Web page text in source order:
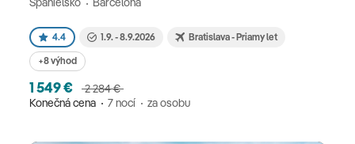
4.4 1.9. - 8.9.2026 Bratislava - Priamy let
+8 výhod
1 549 €
2 284 €
Konečná cena
7 nocí za osobu